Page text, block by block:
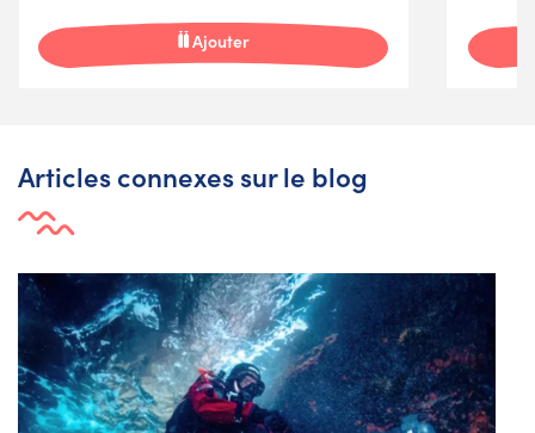
Ajouter
Articles connexes sur le blog